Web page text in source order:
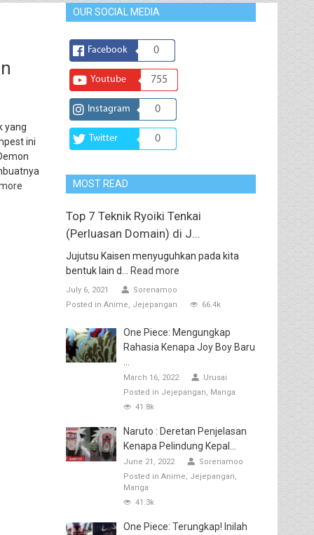
yang
ini
OUR SOCIAL MEDIA
Facebook 0
Youtube 755
Instagram 0
Twitter 0
MOST READ
Top 7 Teknik Ryoiki Tenkai
(Perluasan Domain) di J...
Jujutsu Kaisen menyuguhkan pada kita
bentuk lain d...
Read more
July 6, 2021
Sorenamoo
Posted in Anime Jejepangan 66.4k
One Piece: Mengungkap
Rahasia Kenapa Joy Boy Baru
March 16, 2022
Urusai
Posted in Jejepangan
Manga
41.8k
Naruto : Deretan Penjelasan
Kenapa Pelindung Kepal...
June 21, 2022
Sorenamoo
Posted in Anime
Jejepangan
Manga
41.3k
One Piece: Terungkap! Inilah